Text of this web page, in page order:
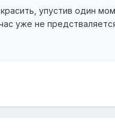
упустив один
уже не